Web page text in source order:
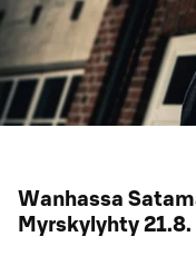
Wanhassa
Myrskylyhty 21.8.